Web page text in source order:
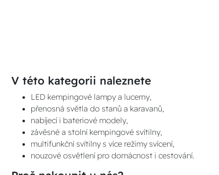
V této kategorii naleznete
LED kempingové lampy a lucerny,
přenosná světla do stanů a karavanů,
nabíjecí i bateriové modely,
závěsné a stolní kempingové svítilny,
multifunkční svítilny s více režimy svícení,
nouzové osvětlení pro domácnost i cestování.